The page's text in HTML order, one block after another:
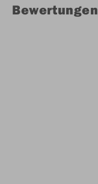
Bewertungen